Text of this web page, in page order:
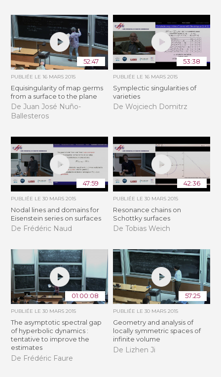
52:47
PUBLIÉE LE16 MARS 2015
Equisingularity of map germs
from a surface to the plane
De Juan José Nuño-
Ballesteros
53:38
PUBLIÉE LE 16 MARS 2015
Symplectic singularities of
varieties
De Wojciech Domitrz
47:59
PUBLIÉE LE30 MARS 2015
Nodal lines and domains for
Eisenstein series on surfaces
De Frédéric Naud
42:36
PUBLIÉE LE 30 MARS 2015
Resonance chains on
Schottky surfaces
De Tobias Weich
01:00:08
PUBLIÉE LE30 MARS 2015
The asymptotic spectral gap
of hyperbolic dynamics :
tentative to improve the
estimates
De Frédéric Faure
57:25
PUBLIÉE LE 30 MARS 2015
Geometry and analysis of
locally symmetric spaces of
infinite volume
De Lizhen Ji